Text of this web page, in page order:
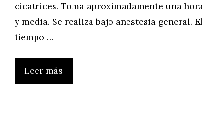
cicatrices. Toma aproximadamente una hora
y media. Se realiza bajo anestesia general. El
tiempo …
Leer más